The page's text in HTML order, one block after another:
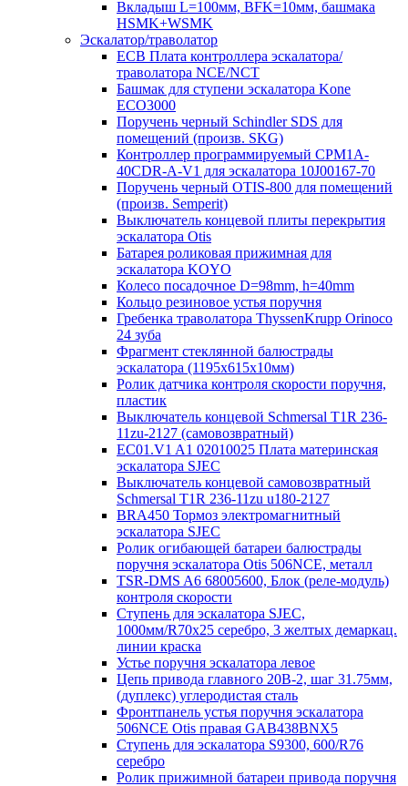
Вкладыш L=100мм, BFK=10мм, башмака
HSMK+WSMK
Эскалатор/траволатор
ECB Плата контроллера эскалатора/
траволатора NCE/NCT
Башмак для ступени эскалатора Kone
ECO3000
Поручень черный Schindler SDS для
помещений (произв. SKG)
Контроллер программируемый CPM1A-
40CDR-A-V1 для эскалатора 10J00167-70
Поручень черный OTIS-800 для помещений
(произв. Semperit)
Выключатель концевой плиты перекрытия
эскалатора Otis
Батарея роликовая прижимная для
эскалатора KOYO
Колесо посадочное D=98mm, h=40mm
Кольцо резиновое устья поручня
Гребенка траволатора ThyssenKrupp Orinoco
24 зуба
Фрагмент стеклянной балюстрады
эскалатора (1195х615х10мм)
Ролик датчика контроля скорости поручня,
пластик
Выключатель концевой Schmersal T1R 236-
11zu-2127 (самовозвратный)
EC01.V1 A1 02010025 Плата материнская
эскалатора SJEC
Выключатель концевой самовозвратный
Schmersal T1R 236-11zu u180-2127
BRA450 Тормоз электромагнитный
эскалатора SJEC
Ролик огибающей батареи балюстрады
поручня эскалатора Otis 506NCE, металл
TSR-DMS A6 68005600, Блок (реле-модуль)
контроля скорости
Ступень для эскалатора SJEC,
1000мм/R70x25 серебро, 3 желтых демаркац.
линии краска
Устье поручня эскалатора левое
Цепь привода главного 20B-2, шаг 31.75мм,
(дуплекс) углеродистая сталь
Фронтпанель устья поручня эскалатора
506NCE Otis правая GAB438BNX5
Ступень для эскалатора S9300, 600/R76
серебро
Ролик прижимной батареи привода поручня